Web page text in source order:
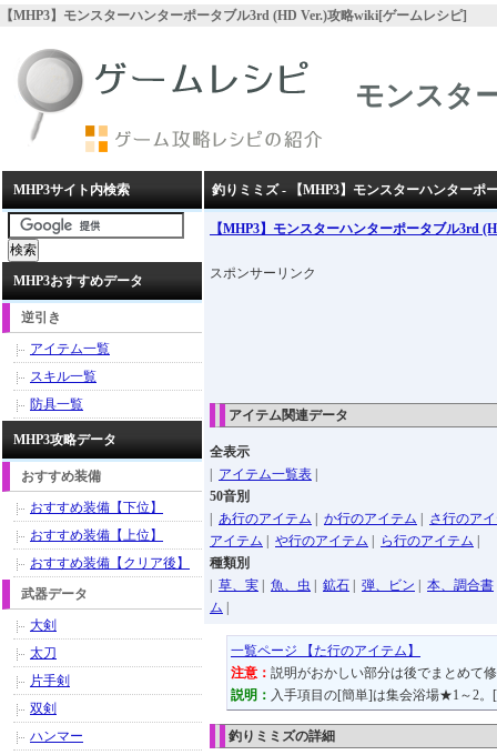
【MHP3】モンスターハンターポータブル3rd (HD Ver.)攻略wiki[ゲームレシピ]
モンスタ
釣りミミズ - 【MHP3】モンスターハンターポ
【MHP3】モンスターハンターポータブル3rd
スポンサーリンク
アイテム関連データ
全表示
アイテム一覧表
50音別
あ行のアイテム か行のアイテム
さ行のア
アイテム
や行のアイテム ら行のアイテム
種類別
草、実 魚、虫 鉱石 弾、ビン 本、調合書
ム
一覧ページ 【た行のアイテム】
注意： 説明がおかしい部分は後でまとめて
説明： 入手項目の[簡単]は集会浴場★1～2
釣りミミズの詳細
MHP3サイト内検索
MHP3おすすめデータ
逆引き
アイテム一覧
スキル一覧
防具一覧
MHP3攻略データ
おすすめ装備
おすすめ装備【下位】
おすすめ装備【上位】
おすすめ装備【クリア後】
武器データ
大剣
太刀
片手剣
双剣
ハンマー